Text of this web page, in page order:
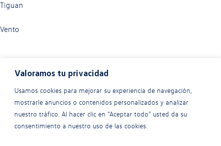
Valoramos tu privacidad
Usamos cookies para mejorar su experiencia de navegación,
mostrarle anuncios o contenidos personalizados y analizar
nuestro tráfico. Al hacer clic en “Aceptar todo” usted da su
consentimiento a nuestro uso de las cookies.
Tiguan
Vento